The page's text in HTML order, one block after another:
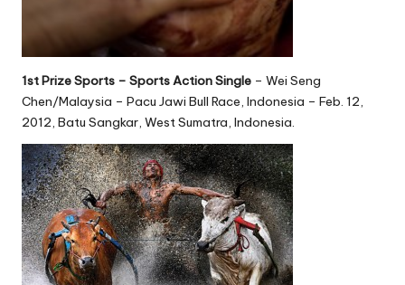
1st Prize Sports – Sports Action Single – Wei Seng
Chen/Malaysia – Pacu Jawi Bull Race, Indonesia – Feb. 12,
2012, Batu Sangkar, West Sumatra, Indonesia.